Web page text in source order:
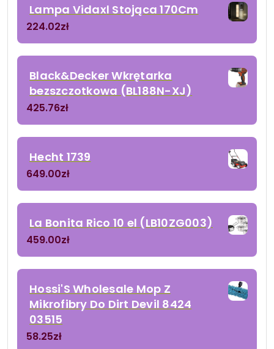
Lampa Vidaxl Stojąca 170Cm
224.02zł
Black&Decker Wkrętarka
bezszczotkowa (BL188N-XJ)
425.76zł
Hecht 1739
649.00zł
La Bonita Rico 10 el (LB10ZG003)
459.00zł
Hossi'S Wholesale Mop Z
Mikrofibry Do Dirt Devil 8424
03515
58.25zł